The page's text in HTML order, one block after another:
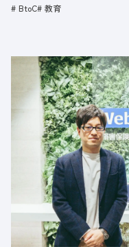
BtoC 教育